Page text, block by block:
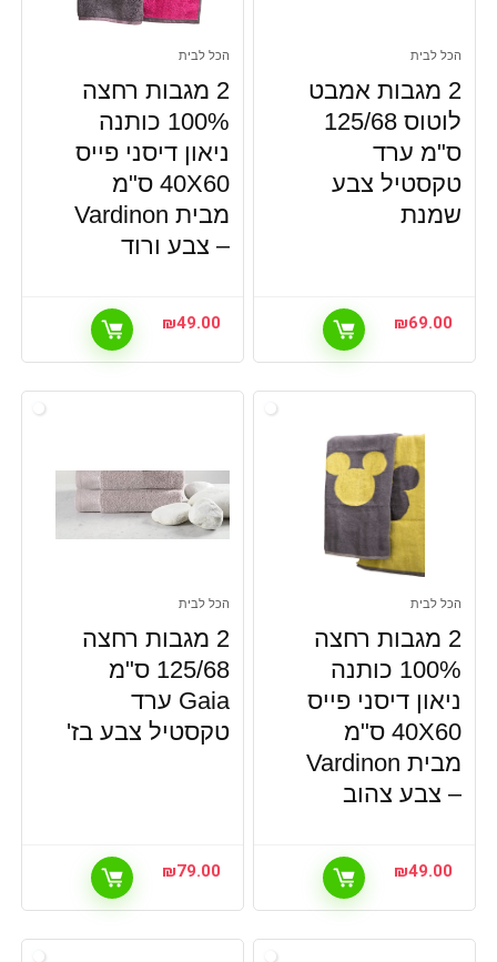
הכל לבית
2 מגבות אמבט
לוטוס 125/68
ס"מ ערד
טקסטיל צבע
שמנת
₪69.00
הכל לבית
2 מגבות רחצה
100% כותנה
ניאון דיסני פייס
40X60 ס"מ
מבית Vardinon
– צבע ורוד
₪49.00
הכל לבית
2 מגבות רחצה
100% כותנה
ניאון דיסני פייס
40X60 ס"מ
מבית Vardinon
– צבע צהוב
₪49.00
הכל לבית
2 מגבות רחצה
125/68 ס"מ
Gaia ערד
טקסטיל צבע בז'
₪79.00